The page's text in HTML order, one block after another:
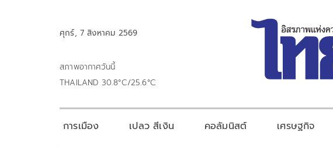
ศุกร์, 7 สิงหาคม 2569
สภาพอากาศวันนี้
THAILAND 30.8°C/25.6°C
การเมือง เปลว สีเงิน คอลัมนิสต์ เศรษฐกิจ